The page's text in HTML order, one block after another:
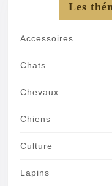
Les
Accessoires
Chats
Chevaux
Chiens
Culture
Lapins